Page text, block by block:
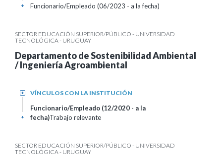
Funcionario/Empleado (06/2023 - a la fecha)
+
SECTOR EDUCACIÓN SUPERIOR/PÚBLICO - UNIVERSIDAD
TECNOLÓGICA - URUGUAY
Departamento de Sostenibilidad Ambiental
/ Ingeniería Agroambiental
VÍNCULOS CON LA INSTITUCIÓN
+
Funcionario/Empleado (12/2020 - a la
fecha)Trabajo relevante
+
SECTOR EDUCACIÓN SUPERIOR/PÚBLICO - UNIVERSIDAD
TECNOLÓGICA - URUGUAY